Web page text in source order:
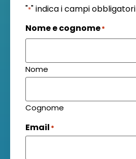
"*" indica i campi obbligatori
Nome e cognome*
Nome
Cognome
Email *